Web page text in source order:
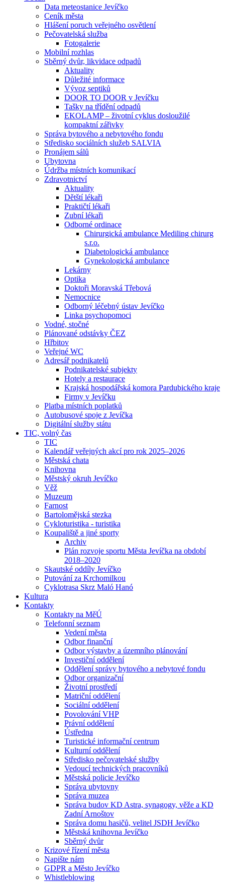
Data meteostanice Jevíčko
Ceník města
Hlášení poruch veřejného osvětlení
Pečovatelská služba
Fotogalerie
Mobilní rozhlas
Sběrný dvůr, likvidace odpadů
Aktuality
Důležité informace
Vývoz septiků
DOOR TO DOOR v Jevíčku
Tašky na třídění odpadů
EKOLAMP – životní cyklus dosloužilé
kompaktní zářivky
Správa bytového a nebytového fondu
Středisko sociálních služeb SALVIA
Pronájem sálů
Ubytovna
Údržba místních komunikací
Zdravotnictví
Aktuality
Dětští lékaři
Praktičtí lékaři
Zubní lékaři
Odborné ordinace
Chirurgická ambulance Mediling chirurg
s.r.o.
Diabetologická ambulance
Gynekologická ambulance
Lekárny
Optika
Doktoři Moravská Třebová
Nemocnice
Odborný léčebný ústav Jevíčko
Linka psychopomoci
Vodné, stočné
Plánované odstávky ČEZ
Hřbitov
Veřejné WC
Adresář podnikatelů
Podnikatelské subjekty
Hotely a restaurace
Krajská hospodářská komora Pardubického kraje
Firmy v Jevíčku
Platba místních poplatků
Autobusové spoje z Jevíčka
Digitální služby státu
TIC, volný čas
TIC
Kalendář veřejných akcí pro rok 2025–2026
Městská chata
Knihovna
Městský okruh Jevíčko
Věž
Muzeum
Farnost
Bartolomějská stezka
Cykloturistika - turistika
Koupaliště a jiné sporty
Archiv
Plán rozvoje sportu Města Jevíčka na období
2018–2020
Skautské oddíly Jevíčko
Putování za Krchomilkou
Cyklotrasa Skrz Maló Hanó
Kultura
Kontakty
Kontakty na MěÚ
Telefonní seznam
Vedení města
Odbor finanční
Odbor výstavby a územního plánování
Investiční oddělení
Oddělení správy bytového a nebytové fondu
Odbor organizační
Životní prostředí
Matriční oddělení
Sociální oddělení
Povolování VHP
Právní oddělení
Ústředna
Turistické informační centrum
Kulturní oddělení
Středisko pečovatelské služby
Vedoucí technických pracovníků
Městská policie Jevíčko
Správa ubytovny
Správa muzea
Správa budov KD Astra, synagogy, věže a KD
Zadní Arnoštov
Správa domu hasičů, velitel JSDH Jevíčko
Městská knihovna Jevíčko
Sběrný dvůr
Krizové řízení města
Napište nám
GDPR a Město Jevíčko
Whistleblowing